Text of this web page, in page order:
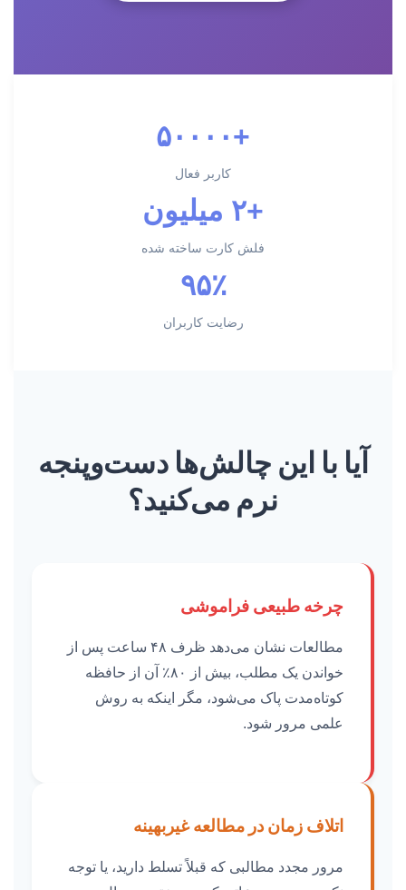
+۵۰۰۰۰
کاربر فعال
+۲ میلیون
فلش کارت ساخته شده
۹۵٪
رضایت کاربران
آیا با این چالش‌ها دست‌وپنجه
نرم می‌کنید؟
چرخه طبیعی فراموشی
مطالعات نشان می‌دهد ظرف ۴۸ ساعت پس از
خواندن یک مطلب، بیش از ۸۰٪ آن از حافظه
کوتاه‌مدت پاک می‌شود، مگر اینکه به روش
علمی مرور شود.
اتلاف زمان در مطالعه غیربهینه
مرور مجدد مطالبی که قبلاً تسلط دارید، یا توجه